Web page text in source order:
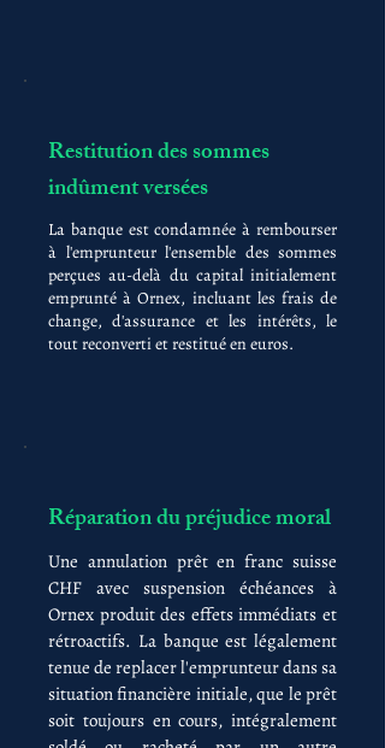
Restitution des sommes
indûment versées
La banque est condamnée à rembourser
à l'emprunteur l'ensemble des sommes
perçues au-delà du capital initialement
emprunté à Ornex, incluant les frais de
change, d'assurance et les intérêts, le
tout reconverti et restitué en euros.
Réparation du préjudice moral
Une annulation prêt en franc suisse
CHF avec suspension échéances à
Ornex produit des effets immédiats et
rétroactifs. La banque est légalement
tenue de replacer l'emprunteur dans sa
situation financière initiale, que le prêt
soit toujours en cours, intégralement